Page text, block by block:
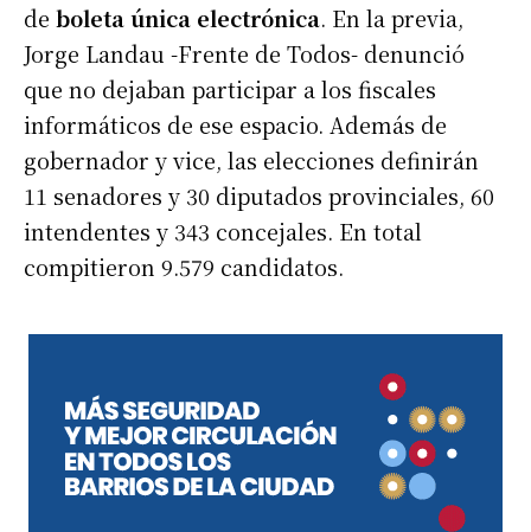
de boleta única electrónica. En la previa,
Jorge Landau -Frente de Todos- denunció
que no dejaban participar a los fiscales
informáticos de ese espacio. Además de
gobernador y vice, las elecciones definirán
11 senadores y 30 diputados provinciales, 60
intendentes y 343 concejales. En total
compitieron 9.579 candidatos.